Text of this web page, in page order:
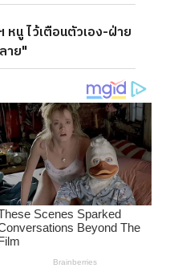
นู ไว้เตือนตัวเอง-ฝ่าย
าย"